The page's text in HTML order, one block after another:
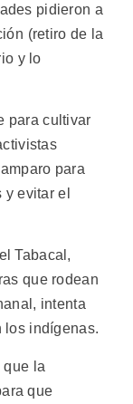
pidieron a
(retiro de la
y lo
para cultivar
para
evitar el
Tabacal,
que rodean
intenta
los indígenas.
que la
que